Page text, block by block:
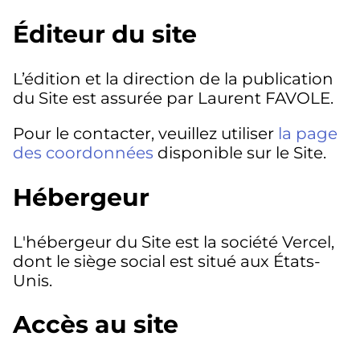
Éditeur du site
L’édition et la direction de la publication
du Site est assurée par Laurent FAVOLE.
Pour le contacter, veuillez utiliser la page
des coordonnées disponible sur le Site.
Hébergeur
L'hébergeur du Site est la société Vercel,
dont le siège social est situé aux États-
Unis.
Accès au site